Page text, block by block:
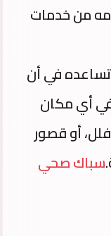
من خدمات
تساعده في أن
أي مكان
أو قصور
سباك صحي